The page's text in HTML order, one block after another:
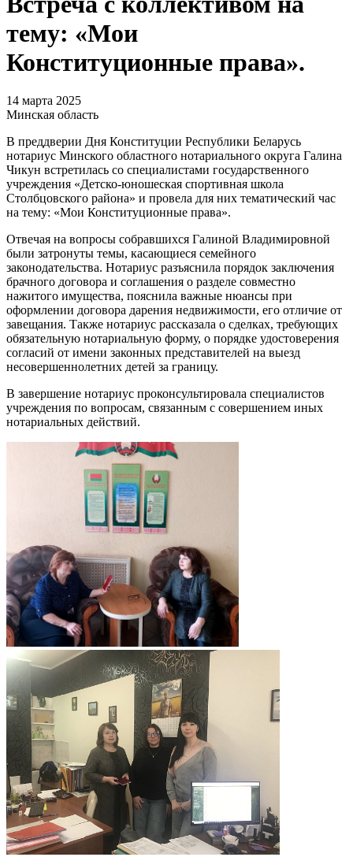
тему: «Мои
Конституционные права».
14 марта 2025
Минская область
В преддверии Дня Конституции Республики Беларусь
нотариус Минского областного нотариального округа Галина
Чикун встретилась со специалистами государственного
учреждения «Детско-юношеская спортивная школа
Столбцовского района» и провела для них тематический час
на тему: «Мои Конституционные права».
Отвечая на вопросы собравшихся Галиной Владимировной
были затронуты темы, касающиеся семейного
законодательства. Нотариус разъяснила порядок заключения
брачного договора и соглашения о разделе совместно
нажитого имущества, пояснила важные нюансы при
оформлении договора дарения недвижимости, его отличие от
завещания. Также нотариус рассказала о сделках, требующих
обязательную нотариальную форму, о порядке удостоверения
согласий от имени законных представителей на выезд
несовершеннолетних детей за границу.
В завершение нотариус проконсультировала специалистов
учреждения по вопросам, связанным с совершением иных
нотариальных действий.